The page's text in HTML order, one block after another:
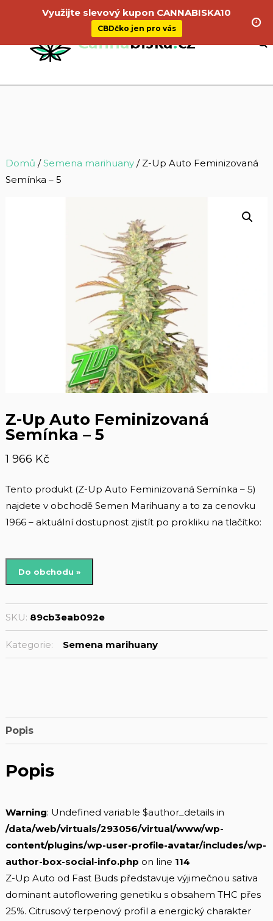
Domů /Semena marihuany/ Z-Up Auto Feminizovaná
Semínka – 5
Z-Up Auto Feminizovaná
Semínka – 5
1 966 Kč
Tento produkt (Z-Up Auto Feminizovaná Semínka – 5)
najdete v obchodě Semen Marihuany a to za cenovku
1966 – aktuální dostupnost zjistít po prokliku na tlačítko:
Do obchodu »
SKU: 89cb3eab092e
Kategorie: Semena marihuany
Popis
Popis
Warning: Undefined variable $author_details in
/data/web/virtuals/293056/virtual/www/wp-
content/plugins/wp-user-profile-avatar/includes/wp-
author-box-social-info.php on line 114
Z-Up Auto od Fast Buds představuje výjimečnou sativa
dominant autoflowering genetiku s obsahem THC přes
25%. Citrusový terpenový profil a energický charakter
Využijte slevový kupon CANNABISKA10
CBDčko jen pro vás